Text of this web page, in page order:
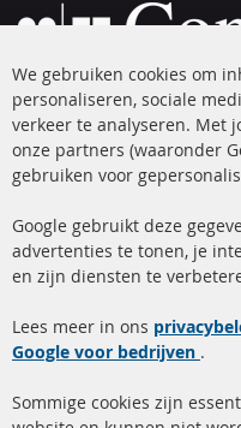
+49 (0) 4533 799 00 0
ma-do: 09-17 u, vr Fr 09-16
info@contra-automotive.de
facebook
instagram
Snelle links
Roetfilter reiniging
Katalysator (KAT)
We gebruiken cookies om
personaliseren, sociale
verkeer te analyseren. Met
onze partners (waaronder
gebruiken voor
Google gebruikt deze
advertenties te tonen, je
en zijn diensten te
Lees meer in ons
Google voor bedrijven .
Sommige cookies zijn